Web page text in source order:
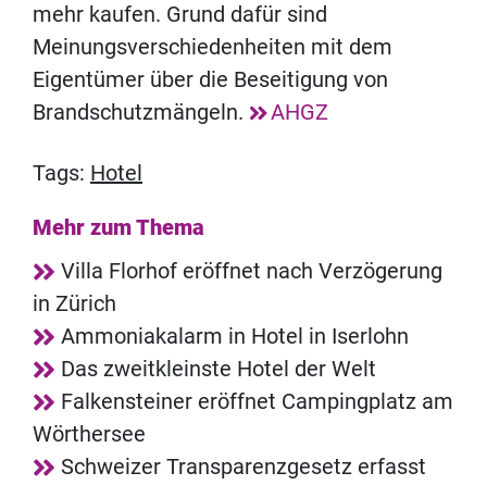
mehr kaufen. Grund dafür sind
Meinungsverschiedenheiten mit dem
Eigentümer über die Beseitigung von
Brandschutzmängeln.
AHGZ
Tags: Hotel
Mehr zum Thema
Villa Florhof eröffnet nach Verzögerung
in Zürich
Ammoniakalarm in Hotel in Iserlohn
Das zweitkleinste Hotel der Welt
Falkensteiner eröffnet Campingplatz am
Wörthersee
Schweizer Transparenzgesetz erfasst